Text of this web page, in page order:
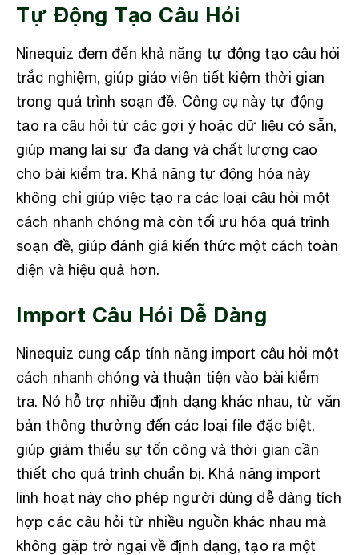
Tự Động Tạo Câu Hỏi
Ninequiz đem đến khả năng tự động tạo câu hỏi
trắc nghiệm, giúp giáo viên tiết kiệm thời gian
trong quá trình soạn đề. Công cụ này tự động
tạo ra câu hỏi từ các gợi ý hoặc dữ liệu có sẵn,
giúp mang lại sự đa dạng và chất lượng cao
cho bài kiểm tra. Khả năng tự động hóa này
không chỉ giúp việc tạo ra các loại câu hỏi một
cách nhanh chóng mà còn tối ưu hóa quá trình
soạn đề, giúp đánh giá kiến thức một cách toàn
diện và hiệu quả hơn.
Import Câu Hỏi Dễ Dàng
Ninequiz cung cấp tính năng import câu hỏi một
cách nhanh chóng và thuận tiện vào bài kiểm
tra. Nó hỗ trợ nhiều định dạng khác nhau, từ văn
bản thông thường đến các loại file đặc biệt,
giúp giảm thiểu sự tốn công và thời gian cần
thiết cho quá trình chuẩn bị. Khả năng import
linh hoạt này cho phép người dùng dễ dàng tích
hợp các câu hỏi từ nhiều nguồn khác nhau mà
không gặp trở ngại về định dạng, tạo ra một